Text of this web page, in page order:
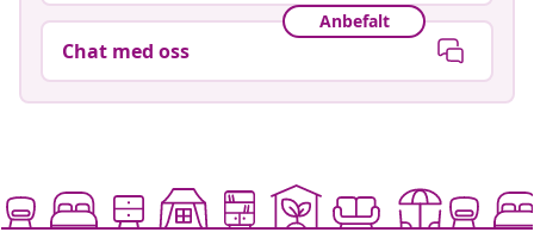
Anbefalt
Chat med oss